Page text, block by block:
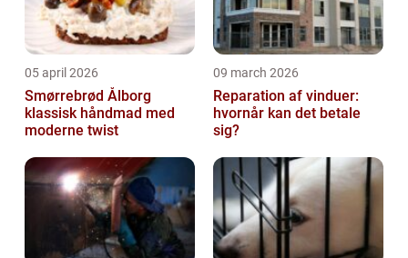
05 april 2026
Smørrebrød Ålborg
klassisk håndmad med
moderne twist
09 march 2026
Reparation af vinduer:
hvornår kan det betale
sig?